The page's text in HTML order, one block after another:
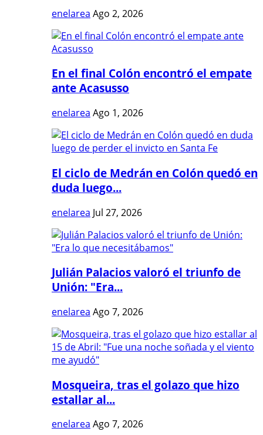
enelarea Ago 2, 2026
En el final Colón encontró el empate
ante Acasusso
enelarea Ago 1, 2026
El ciclo de Medrán en Colón quedó en
duda luego...
enelarea Jul 27, 2026
Julián Palacios valoró el triunfo de
Unión: "Era...
enelarea Ago 7, 2026
Mosqueira, tras el golazo que hizo
estallar al...
enelarea Ago 7, 2026